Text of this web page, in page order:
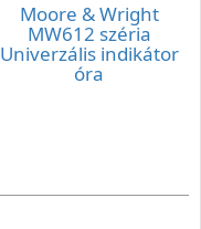
Moore & Wright
MW612 széria
Univerzális indikátor
óra